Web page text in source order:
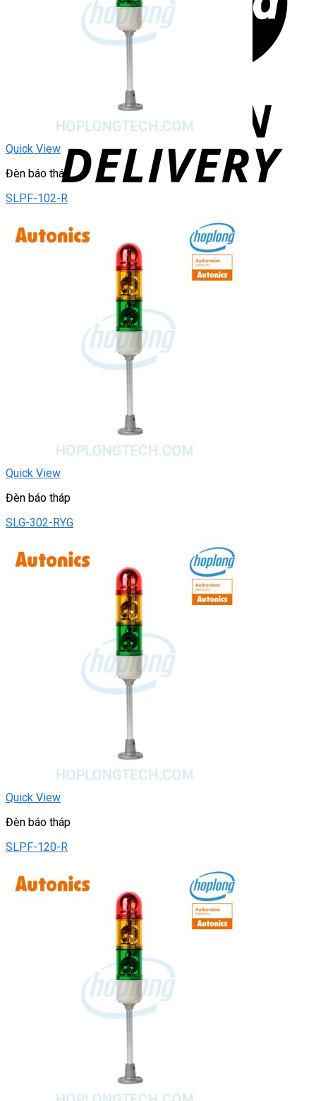
Quick View
Đèn báo tháp
SLPF-102-R
Quick View
Đèn báo tháp
SLG-302-RYG
Quick View
Đèn báo tháp
SLPF-120-R